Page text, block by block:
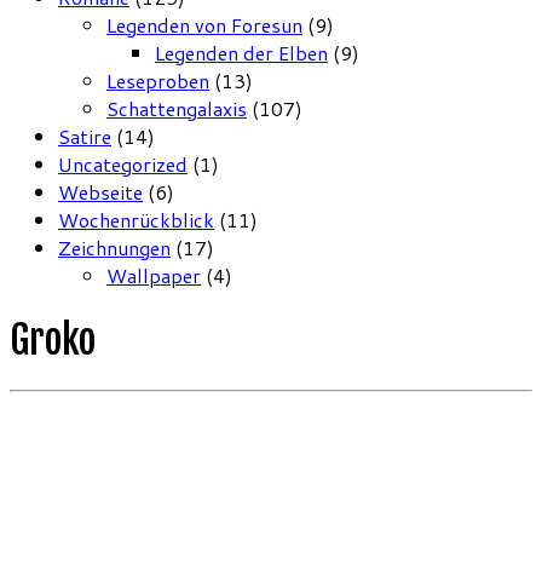
Legenden von Foresun (9)
Legenden der Elben (9)
Leseproben (13)
Schattengalaxis (107)
Satire (14)
Uncategorized (1)
Webseite (6)
Wochenrückblick (11)
Zeichnungen (17)
Wallpaper (4)
Groko